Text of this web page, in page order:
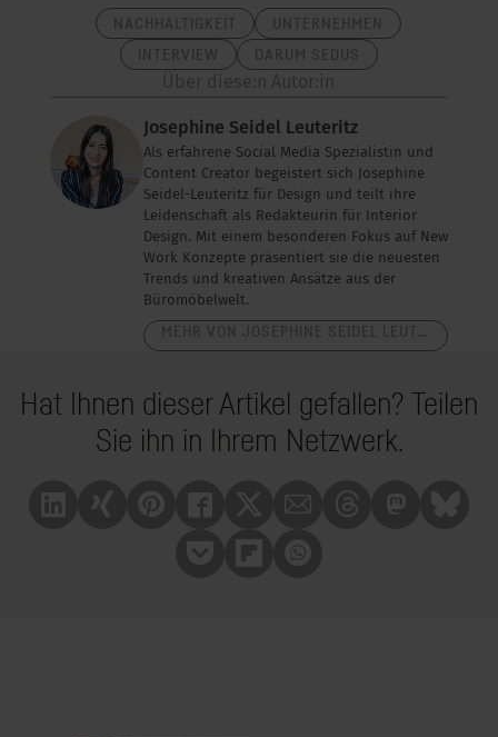
Josephine Seidel Leuteritz
Als erfahrene Social Media Spezialistin und
Content Creator begeistert sich Josephine
Seidel-Leuteritz für Design und teilt ihre
Leidenschaft als Redakteurin für Interior
Design. Mit einem besonderen Fokus auf New
Work Konzepte präsentiert sie die neuesten
Trends und kreativen Ansätze aus der
Büromöbelwelt.
Hat Ihnen dieser Artikel gefallen? Teilen
Sie ihn in Ihrem Netzwerk.